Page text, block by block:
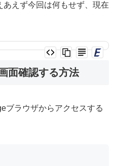
えず今回は何もせず、現在
面確認する方法
ブラウザからアクセスする